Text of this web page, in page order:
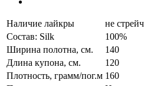
Наличие лайкры
не стрейч
Состав: Silk
100%
Ширина полотна, см.
140
Длина купона, см.
120
Плотность, грамм/пог.м 160